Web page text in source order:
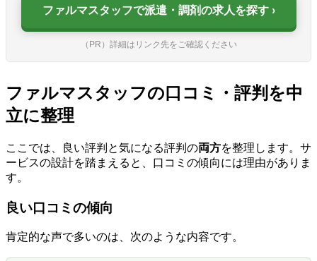
ファルマスタッフで派遣・調剤の求人を探す
（PR）詳細はリンク先をご確認ください
ファルマスタッフの口コミ・評判を中
立に整理
ここでは、良い評判と気になる評判の両方を整理します。サ
ービスの設計を踏まえると、口コミの傾向には理由がありま
す。
良い口コミの傾向
肯定的な声で多いのは、次のような内容です。